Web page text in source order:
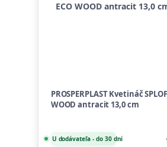
PROSPERPLAST Kvetináč
WOOD antracit 13,0 cm
U dodávateľa - do 30 dní